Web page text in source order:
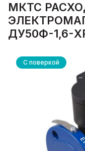
МКТС
ДУ50Ф-1,6-
С поверкой